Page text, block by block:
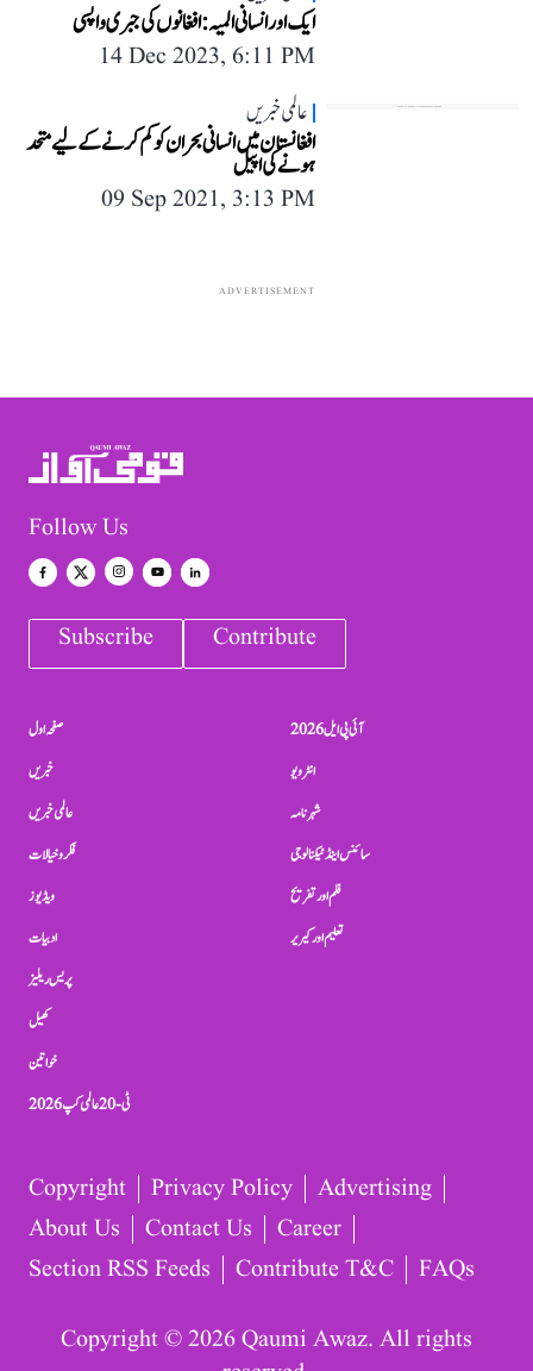
ایک اور انسانی المیہ: افغانوں کی جبری واپسی
14 Dec 2023, 6:11 PM
عالمی خبریں
افغانستان میں انسانی بحران کو کم کرنے کے لیے متحد
ہونے کی اپیل
09 Sep 2021, 3:13 PM
ADVERTISEMENT
Follow Us
Subscribe Contribute
صفحہ اول
خبریں
عالمی خبریں
فکر و خیالات
ویڈیوز
ادبیات
پریس ریلیز
کھیل
خواتین
ٹی-20 عالمی کپ 2026
آئی پی ایل 2026
انٹرویو
شہرنامہ
سائنس اینڈ ٹیکنالوجی
فلم اور تفریح
تعلیم اور کیریر
Copyright Privacy Policy
Advertising
About Us
Contact Us
Career
Section RSS Feeds
Contribute T&C FAQs
Copyright © 2026 Qaumi Awaz. All rights